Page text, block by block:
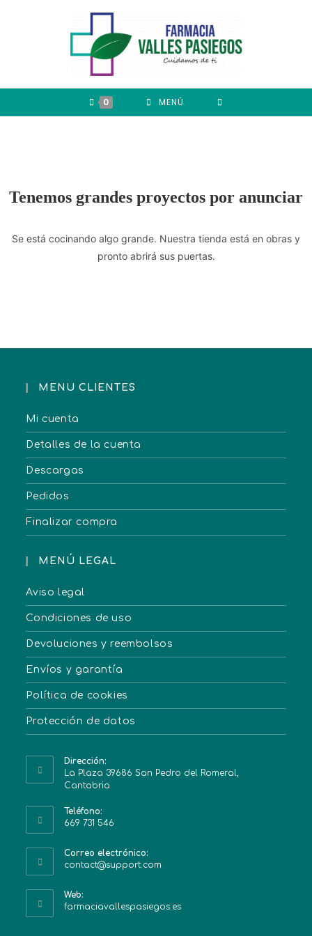
0 MENÚ
Tenemos grandes proyectos por anunciar
Se está cocinando algo grande. Nuestra tienda está en obras y
pronto abrirá sus puertas.
MENU CLIENTES
Mi cuenta
Detalles de la cuenta
Descargas
Pedidos
Finalizar compra
MENÚ LEGAL
Aviso legal
Condiciones de uso
Devoluciones y reembolsos
Envíos y garantía
Política de cookies
Protección de datos
Dirección:
La Plaza 39686 San Pedro del Romeral,
Cantabria
Teléfono:
669 731 546
Correo electrónico:
contact@support.com
Web:
farmaciavallespasiegos.es